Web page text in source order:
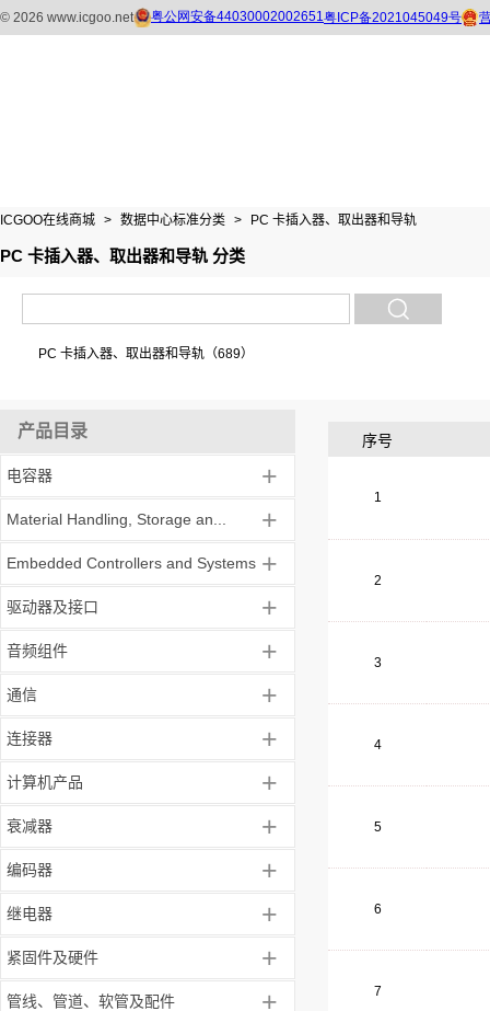
ICGOO在线商城 > 数据中心标准分类 > PC 卡插入器、取出器和导轨
PC 卡插入器、取出器和导轨 分类
PC 卡插入器、取出器和导轨（689）
产品目录
电容器 +
Material Handling, Storage an... +
Embedded Controllers and Systems +
驱动器及接口 +
音频组件 +
通信 +
连接器 +
计算机产品 +
衰减器 +
编码器 +
继电器 +
紧固件及硬件 +
管线、管道、软管及配件 +
序号
1
2
3
4
5
6
7